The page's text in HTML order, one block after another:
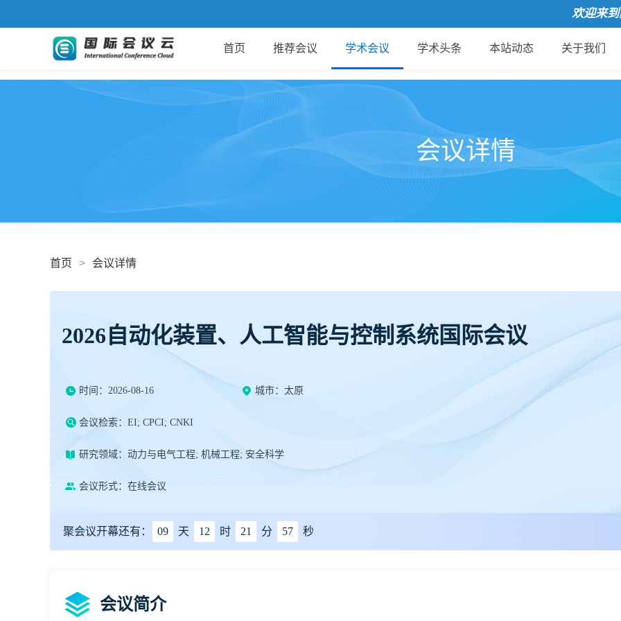
欢迎来到国际会
首页 推荐会议 学术会议 学术头条 本站动态 关于我们
会议详情
首页 > 会议详情
2026自动化装置、人工智能与控制系统国际会议
时间：2026-08-16 城市：太原
会议检索：EI; CPCI; CNKI
研究领域：动力与电气工程; 机械工程; 安全科学
会议形式：在线会议
聚会议开幕还有： 09 天 12 时 21 分 56 秒
会议简介